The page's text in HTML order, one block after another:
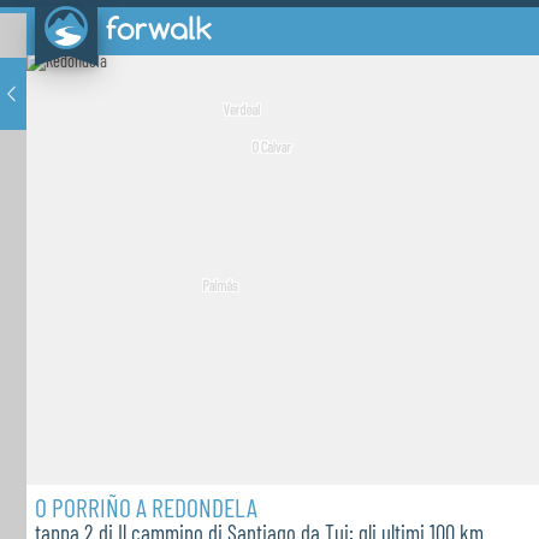
O PORRIÑO A REDONDELA
tappa 2 di Il cammino di Santiago da Tui: gli ultimi 100 km